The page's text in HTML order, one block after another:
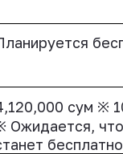
сум ※
Ожидается,